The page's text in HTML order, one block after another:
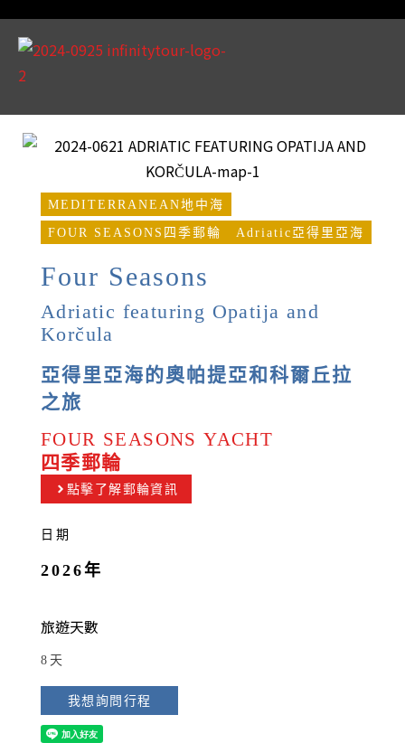
MEDITERRANEAN地中海
FOUR SEASONS四季郵輪
Adriatic亞得里亞海
Four Seasons
Adriatic featuring Opatija and
Korčula
亞得里亞海的奧帕提亞和科爾丘拉
之旅
FOUR SEASONS YACHT
四季郵輪
點擊了解郵輪資訊
日期
2026年
旅遊天數
8天
我想詢問行程